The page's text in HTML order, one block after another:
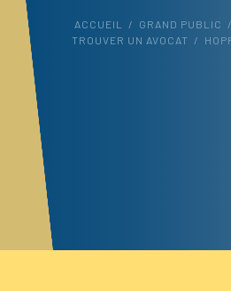
ACCUEIL / GRAND PUBLIC /
TROUVER UN AVOCAT /